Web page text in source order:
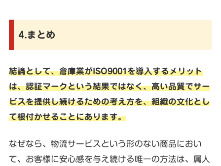
4.まとめ
結論として、倉庫業がISO9001を導入するメリット
は、認証マークという結果ではなく、高い品質でサー
ビスを提供し続けるための考え方を、組織の文化とし
て根付かせることにあります。
なぜなら、物流サービスという形のない商品におい
て、お客様に安心感を与え続ける唯一の方法は、属人